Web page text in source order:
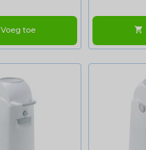
Voeg toe shopping_cart